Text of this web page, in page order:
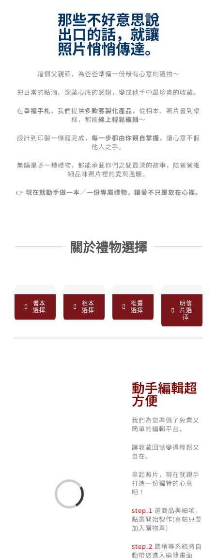
那些不好意思說
出口的話，就讓
照片悄悄傳達。
這個父親節，為爸爸準備一份最有心意的禮物～
把日常的點滴、深藏心底的感謝，變成他手中最珍貴的收藏。
在幸福手札，我們提供多款客製化產品 ，從相本、照片書到桌
框，都能線上輕鬆編輯～
設計到印製一條龍完成， 每一步都由你親自掌握，讓心意不假
他人之手。
無論是哪一種禮物，都能承載你們之間最深的故事，陪爸爸細
細品味照片裡的愛與溫暖。
👉 現在就動手做一本／一份專屬禮物，讓愛不只是放在心裡。
關於禮物選擇
書本
選擇
相本
選擇
框畫
選擇
明信
片選
擇
Loading...
動手編輯超
方便
我們為您準備了免費又
簡單的編輯平台，
讓收藏回憶變得輕鬆又
自在。
拿起照片，現在就親手
打造一份獨特的心意
吧！
step.1 選商品與細項，
點選開始製作(喜帖只要
加入購物車)
step.2請稍等系統將自
動帶您進入編輯畫面